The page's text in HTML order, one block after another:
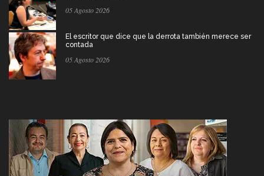
05 Agosto 2026
El escritor que dice que la derrota también merece ser
contada
05 Agosto 2026